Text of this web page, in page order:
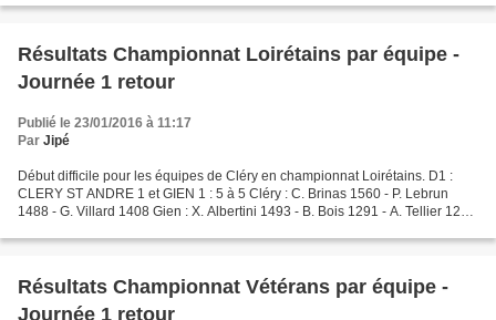
Résultats Championnat Loirétains par équipe -
Journée 1 retour
Publié le 23/01/2016 à 11:17
Par Jipé
Début difficile pour les équipes de Cléry en championnat Loirétains. D1 :
CLERY ST ANDRE 1 et GIEN 1 : 5 à 5 Cléry : C. Brinas 1560 - P. Lebrun
1488 - G. Villard 1408 Gien : X. Albertini 1493 - B. Bois 1291 - A. Tellier 1257
Résultats Championnat Vétérans par équipe -
Journée 1 retour